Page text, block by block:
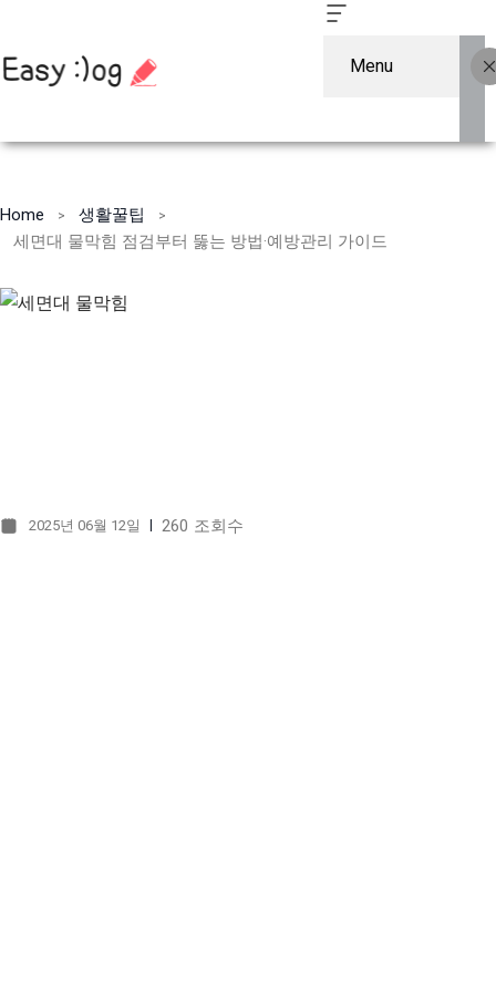
Menu
텐
츠
건
Home
생활꿀팁
세면대 물막힘 점검부터 뚫는 방법·예방관리 가이드
2025년 06월 12일 260 조회수